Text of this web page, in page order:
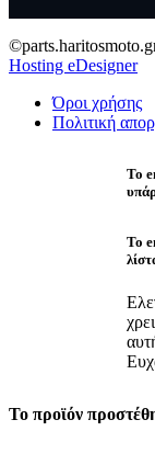
Hosting eDesigner
Όροι χρήσης
Πολιτική
Το
Το
Το προϊόν